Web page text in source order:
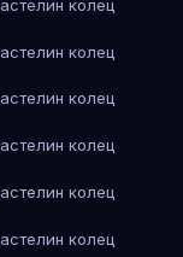
колец
колец
колец
колец
колец
колец